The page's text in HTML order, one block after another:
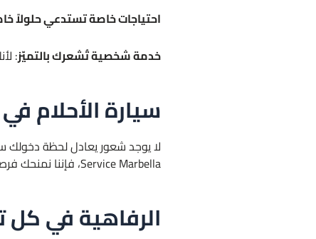
احتياجات خاصة تستدعي حلولاً
خدمة شخصية تُشعرك بالتميّز:
سيارة الأحلام
Service Marbella، فإننا نمنحك فرصة قيادة سيارة أحلامك في أجواء ماربيا الساحرة. نحن لا نعرض مجرد خيارات، بل تجارب تبقى في الذاكرة.
الرفاهية في كل